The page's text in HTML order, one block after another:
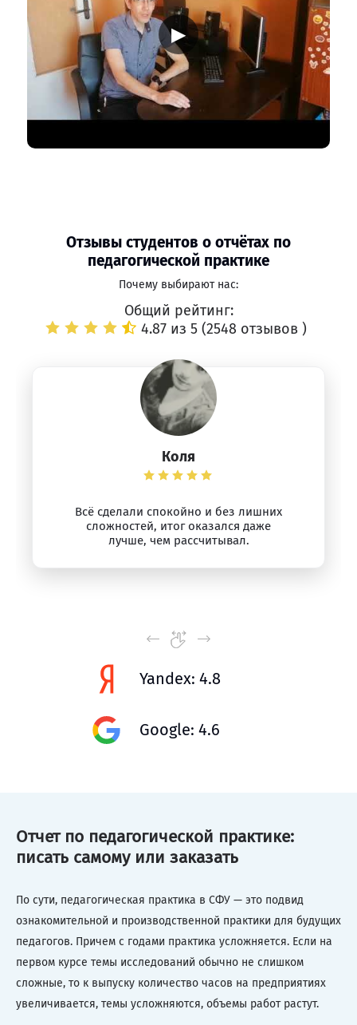
▶
Отзывы студентов о отчётах по
педагогической практике
Почему выбирают нас:
Общий рейтинг:
4.87 из 5 (2548 отзывов )
Коля
Всё сделали спокойно и без лишних
сложностей, итог оказался даже
лучше, чем рассчитывал.
Yandex: 4.8
Google: 4.6
Отчет по педагогической практике:
писать самому или заказать
По сути, педагогическая практика в СФУ — это подвид
ознакомительной и производственной практики для будущих
педагогов. Причем с годами практика усложняется. Если на
первом курсе темы исследований обычно не слишком
сложные, то к выпуску количество часов на предприятиях
увеличивается, темы усложняются, объемы работ растут.